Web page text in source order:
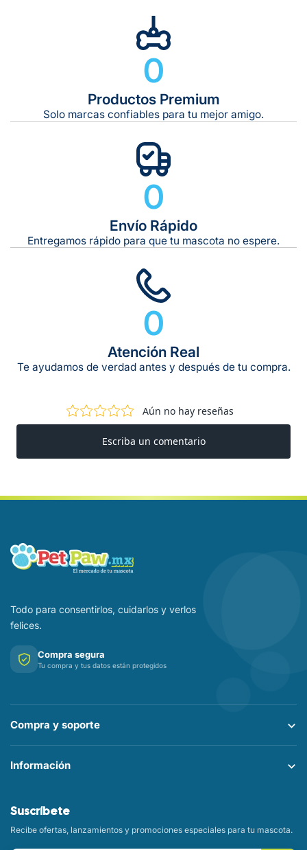
0
Productos Premium
Solo marcas confiables para tu mejor amigo.
0
Envío Rápido
Entregamos rápido para que tu mascota no espere.
0
Atención Real
Te ayudamos de verdad antes y después de tu compra.
Todo para consentirlos, cuidarlos y verlos
felices.
Compra segura
Tu compra y tus datos están protegidos
Compra y soporte
Información
Suscríbete
Recibe ofertas, lanzamientos y promociones especiales para tu mascota.